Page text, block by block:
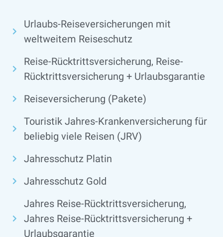
Urlaubs-Reiseversicherungen mit
weltweitem Reiseschutz
Reise-Rücktrittsversicherung, Reise-
Rücktrittsversicherung + Urlaubsgarantie
Reiseversicherung (Pakete)
Touristik Jahres-Krankenversicherung für
beliebig viele Reisen (JRV)
Jahresschutz Platin
Jahresschutz Gold
Jahres Reise-Rücktrittsversicherung,
Jahres Reise-Rücktrittsversicherung +
Urlaubsgarantie